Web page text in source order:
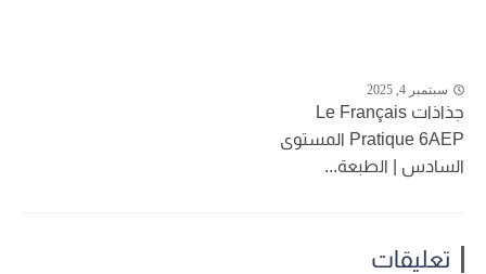
سبتمبر 4, 2025
جذاذات Le Français
Pratique 6AEP المستوى
السادس | الطبعة...
تعليقات